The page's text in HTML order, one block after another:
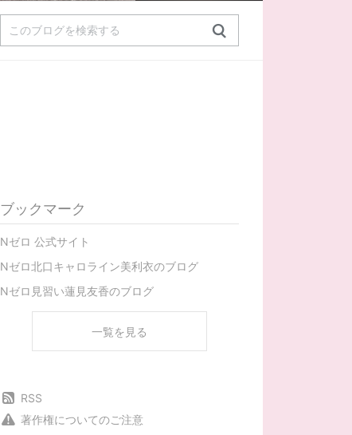
ブックマーク
Nゼロ 公式サイト
Nゼロ北口キャロライン美利衣のブログ
Nゼロ見習い蓮見友香のブログ
一覧を見る
RSS
著作権についてのご注意